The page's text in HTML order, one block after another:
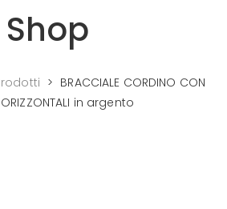
Shop
> BRACCIALE CORDINO CON
ORIZZONTALI in argento